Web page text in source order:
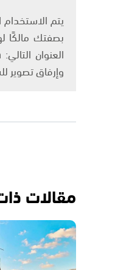
بصفتك مالكًا
وإرفاق
مقالات